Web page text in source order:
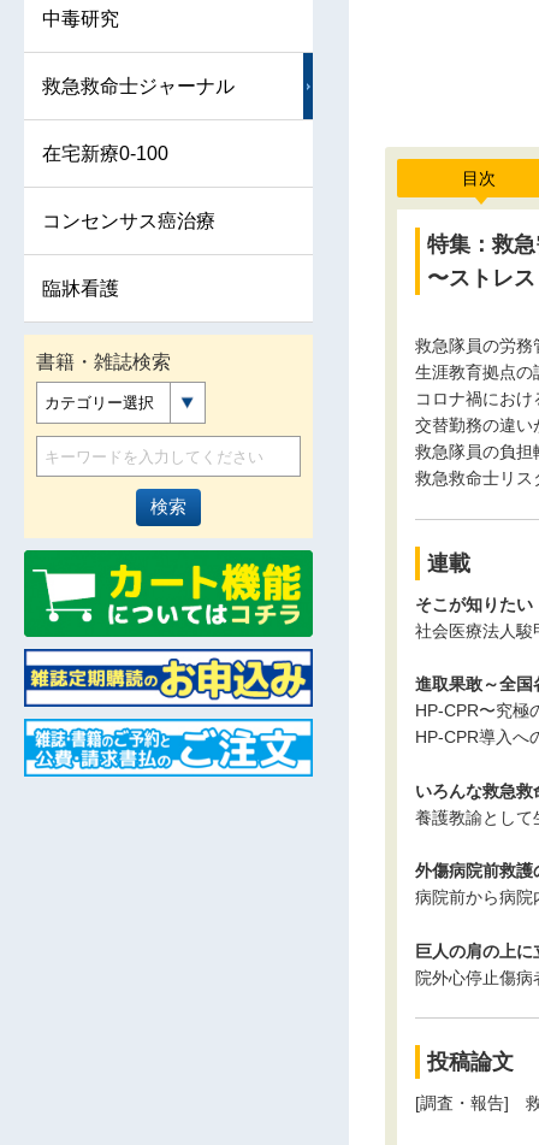
目次
特集：救
〜ストレ
救急隊員の労務
生涯教育拠点の
コロナ禍にお
交替勤務の違い
救急隊員の負担
救急救命士リス
連載
そこが知りた
社会医療法人
進取果敢～全国
HP-CPR〜究極
HP-CPR導入へ
いろんな救急
養護教諭として
外傷病院前救
病院前から病院
巨人の肩の上
院外心停止傷
投稿論文
[調査・報告] 救
中毒研究
救急救命士ジャーナル
在宅新療0-100
コンセンサス癌治療
臨牀看護
書籍・雑誌検索
カテゴリー選択